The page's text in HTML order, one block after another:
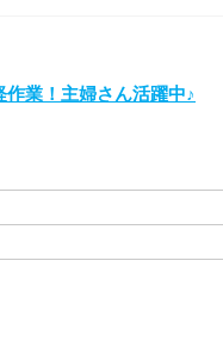
作業！主婦さん活躍中♪